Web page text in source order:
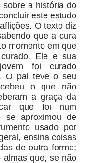
sobre a história do
este estudo
O texto diz
que a cura
momento em que
Ele e sua
foi curado
O pai teve o seu
o que não
a graça da
que foi num
se aproximou de
usado por
ensina coisas
de outra forma;
almas que, se não